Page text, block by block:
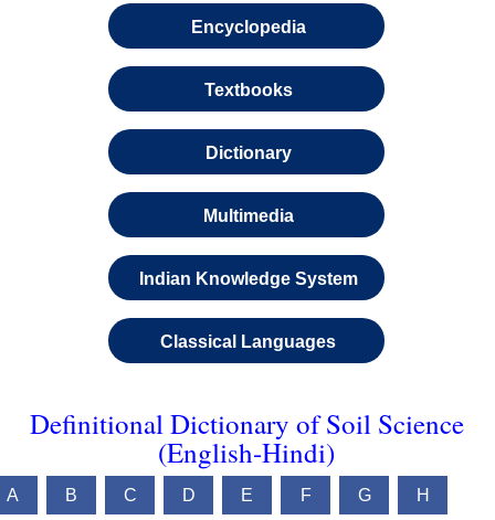
Encyclopedia
Textbooks
Dictionary
Multimedia
Indian Knowledge System
Classical Languages
Definitional Dictionary of Soil Science
(English-Hindi)
A B C D E F G H